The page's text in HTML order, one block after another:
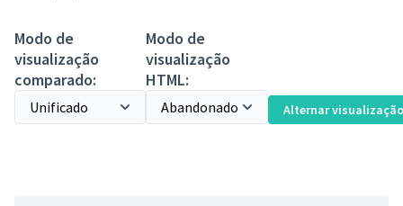
Modo de
visualização
comparado:
Modo de
visualização
HTML:
Alternar visualização